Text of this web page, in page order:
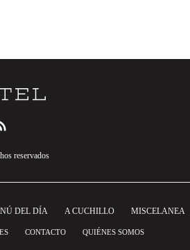
reservados
DEL DÍA A CUCHILLO MISCELANEA
CONTACTO QUIÉNES SOMOS